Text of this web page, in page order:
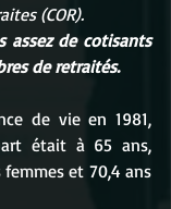
(COR).
assez de cotisants
de retraités.
de vie en 1981,
était à 65 ans,
et 70,4 ans